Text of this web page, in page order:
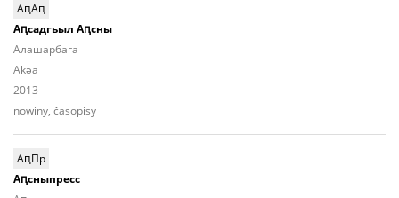
АԥАԥ
Аԥсадгьыл Аԥсны
Алашарбага
Aҟәа
2013
nowiny, časopisy
АԥПр
Аԥсныпресс